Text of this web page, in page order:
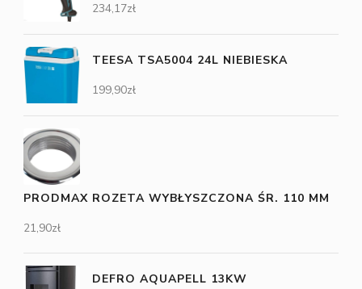
234,17zł
TEESA TSA5004 24L NIEBIESKA
199,90zł
PRODMAX ROZETA WYBŁYSZCZONA ŚR. 110 MM
21,90zł
DEFRO AQUAPELL 13KW